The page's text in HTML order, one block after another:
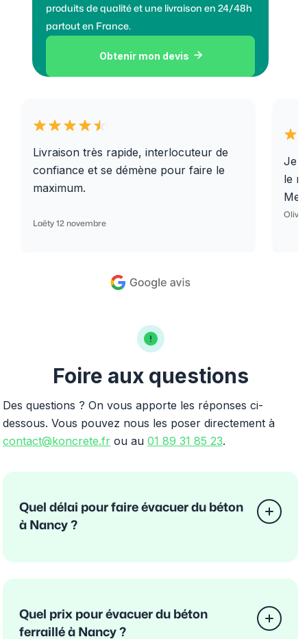
produits de qualité et une livraison en 24/48h
partout en France.
Obtenir mon devis 
Livraison très rapide, interlocuteur de
confiance et se démène pour faire le
maximum.
Laëty 12 novembre
Je
le
Foire aux questions
Des questions ? On vous apporte les réponses ci-
dessous. Vous pouvez nous les poser directement à
contact@koncrete.fr ou au 01 89 31 85 23.
Quel délai pour faire évacuer du béton
à Nancy ?
Quel prix pour évacuer du béton
ferraillé à Nancy ?